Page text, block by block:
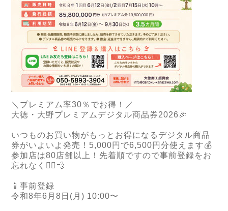
＼プレミアム率30％でお得！／
大徳・大野プレミアムデジタル商品券2026🎉
いつものお買い物がもっとお得になるデジタル商品
券がいよいよ発売！5,000円で6,500円分使えます💰
参加店は80店舗以上！先着順ですので事前登録をお
忘れなく🏃‍♂️💨
📱事前登録
令和8年6月8日(月) 10:00〜